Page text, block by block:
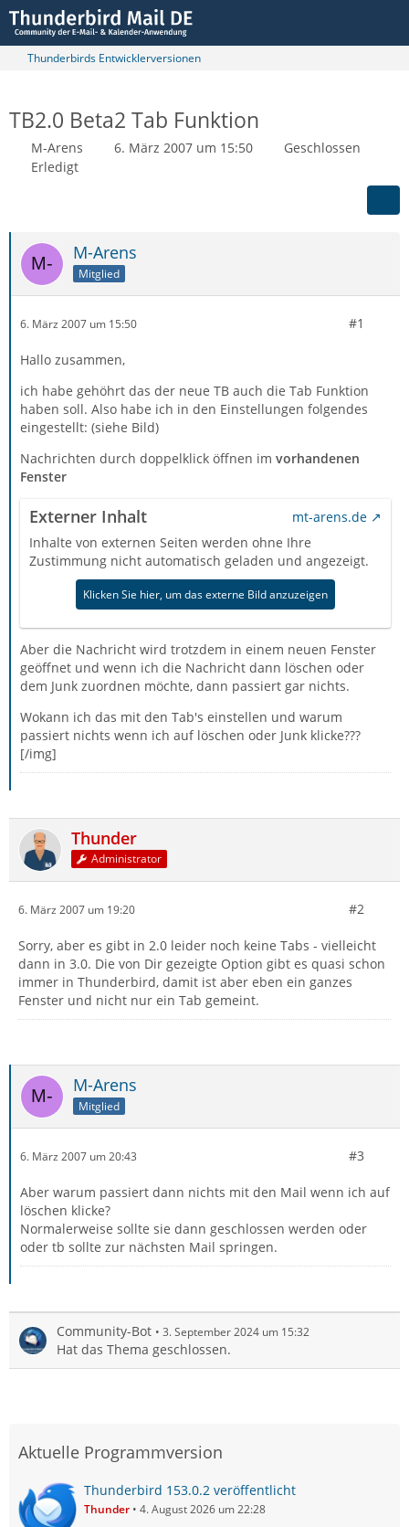
Thunderbirds Entwicklerversionen
TB2.0 Beta2 Tab Funktion
M-Arens 6. März 2007 um 15:50
Geschlossen
Erledigt
M-Arens
Mitglied
6. März 2007 um 15:50 #1
Hallo zusammen,
ich habe gehöhrt das der neue TB auch die Tab Funktion
haben soll. Also habe ich in den Einstellungen folgendes
eingestellt: (siehe Bild)
Nachrichten durch doppelklick öffnen im vorhandenen
Fenster
Externer Inhalt
mt-arens.de
Inhalte von externen Seiten werden ohne Ihre
Zustimmung nicht automatisch geladen und angezeigt.
Klicken Sie hier, um das externe Bild anzuzeigen
Aber die Nachricht wird trotzdem in einem neuen Fenster
geöffnet und wenn ich die Nachricht dann löschen oder
dem Junk zuordnen möchte, dann passiert gar nichts.
Wokann ich das mit den Tab's einstellen und warum
passiert nichts wenn ich auf löschen oder Junk klicke???
[/img]
Thunder
Administrator
6. März 2007 um 19:20 #2
Sorry, aber es gibt in 2.0 leider noch keine Tabs - vielleicht
dann in 3.0. Die von Dir gezeigte Option gibt es quasi schon
immer in Thunderbird, damit ist aber eben ein ganzes
Fenster und nicht nur ein Tab gemeint.
M-Arens
Mitglied
6. März 2007 um 20:43 #3
Aber warum passiert dann nichts mit den Mail wenn ich auf
löschen klicke?
Normalerweise sollte sie dann geschlossen werden oder
oder tb sollte zur nächsten Mail springen.
Community-Bot 3. September 2024 um 15:32
Hat das Thema geschlossen.
Aktuelle Programmversion
Thunderbird 153.0.2 veröffentlicht
Thunder 4. August 2026 um 22:28